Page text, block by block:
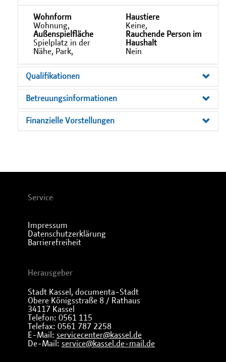
Wohnform
Wohnung,
Haustiere
Keine,
Außenspielfläche
Spielplatz in der
Nähe, Park,
Rauchende Person im
Haushalt
Nein
Qualifikationen
Betreuungsinformationen
Finanzielle Vorstellungen
Service
Impressum
Datenschutzerklärung
Barrierefreiheit
Herausgeber
Stadt Kassel, documenta-Stadt
Obere Königsstraße 8 / Rathaus
34117 Kassel
Telefon: 0561 115
Telefax: 0561 787 2258
E-Mail: servicecenter@kassel.de
De-Mail: service@kassel.de-mail.de